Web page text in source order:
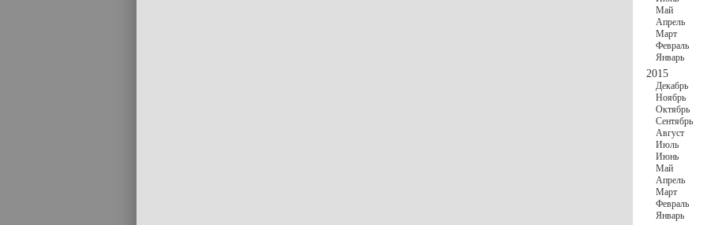
Май
Апрель
Март
Февраль
Январь
2015
Декабрь
Ноябрь
Октябрь
Сентябрь
Август
Июль
Июнь
Май
Апрель
Март
Февраль
Январь